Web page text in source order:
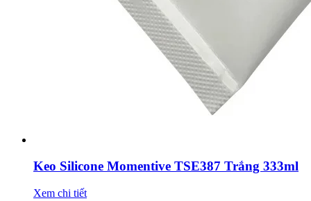
Keo Silicone Momentive TSE387 Trắng 333ml
Xem chi tiết